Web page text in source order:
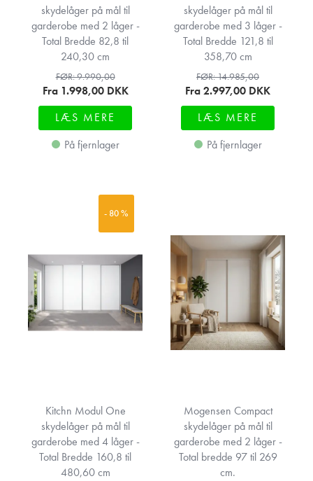
skydelåger på mål til
garderobe med 2 låger -
Total Bredde 82,8 til
240,30 cm
FØR: 9.990,00
Fra 1.998,00 DKK
LÆS MERE
På fjernlager
skydelåger på mål til
garderobe med 3 låger -
Total Bredde 121,8 til
358,70 cm
FØR: 14.985,00
Fra 2.997,00 DKK
LÆS MERE
På fjernlager
- 80 %
Kitchn Modul One
skydelåger på mål til
garderobe med 4 låger -
Total Bredde 160,8 til
480,60 cm
Mogensen Compact
skydelåger på mål til
garderobe med 2 låger -
Total bredde 97 til 269
cm.